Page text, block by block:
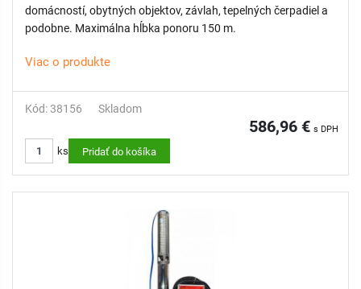
domácností, obytných objektov, závlah, tepelných čerpadiel a
podobne. Maximálna hĺbka ponoru 150 m.
Viac o produkte
Kód: 38156 Skladom
586,96 € s DPH
ks Pridať do košíka